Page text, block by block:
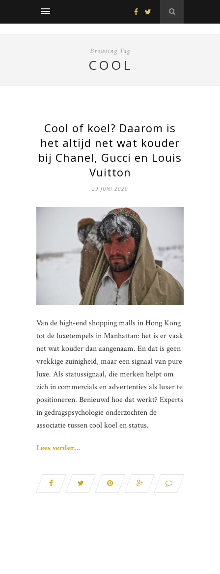
Browsing Tag
COOL
Cool of koel? Daarom is
het altijd net wat kouder
bij Chanel, Gucci en Louis
Vuitton
29 JUNI 2020
Van de high-end shopping malls in Hong Kong
tot de luxetempels in Manhattan: het is er vaak
net wat kouder dan aangenaam. En dat is geen
vrekkige zuinigheid, maar een signaal van pure
luxe. Als statussignaal, die merken helpt om
zich in commercials en advertenties als luxer te
positioneren. Benieuwd hoe dat werkt? Experts
in gedragspsychologie onderzochten de
associatie tussen cool koel en status.
Lees verder…